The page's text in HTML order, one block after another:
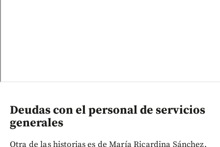
Deudas con el personal de servicios
generales
Otra de las historias es de María Ricardina Sánchez,